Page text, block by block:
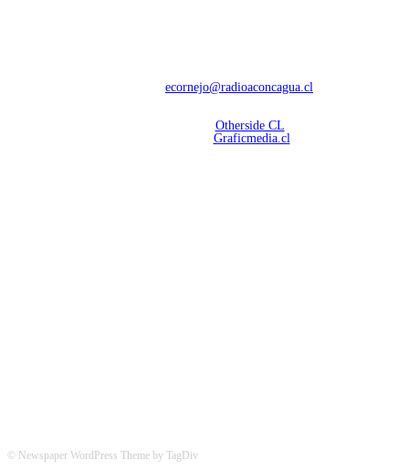
ecornejo@radioaconcagua.cl
Otherside CL
Graficmedia.cl
© Newspaper WordPress Theme by TagDiv